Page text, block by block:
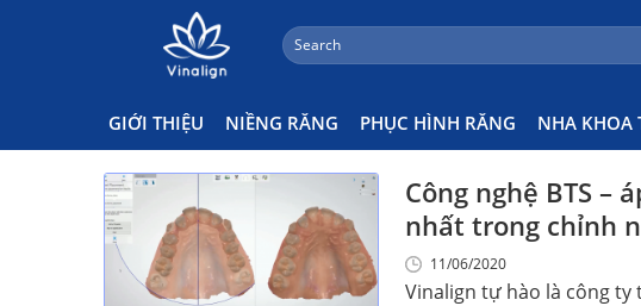
Search
for:
GIỚI THIỆU NIỀNG RĂNG PHỤC HÌNH RĂNG NHA KHOA
Niềng Răng BTS Là Gì
Công nghệ BTS –
nhất trong chỉnh
11/06/2020
Vinalign tự hào là công